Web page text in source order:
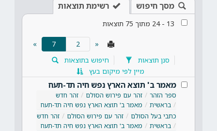
מסך חיפוש רשימת תוצאות
13
-
24 מתוך 75 תוצאות
«
7
»
סנן תוצאות
חיפוש בתוצאות
מיין לפי מיקום בעץ
מאמר ב' תוצא הארץ נפש חיה תד-תעח
ספר הזהר זהר עם פירוש הסולם
זהר חדש
בראשית
מאמר ב' תוצא הארץ נפש חיה תד-תעח
כתבי בעל הסולם
זהר עם פירוש הסולם
זהר חדש
בראשית
מאמר ב' תוצא הארץ נפש חיה תד-תעח